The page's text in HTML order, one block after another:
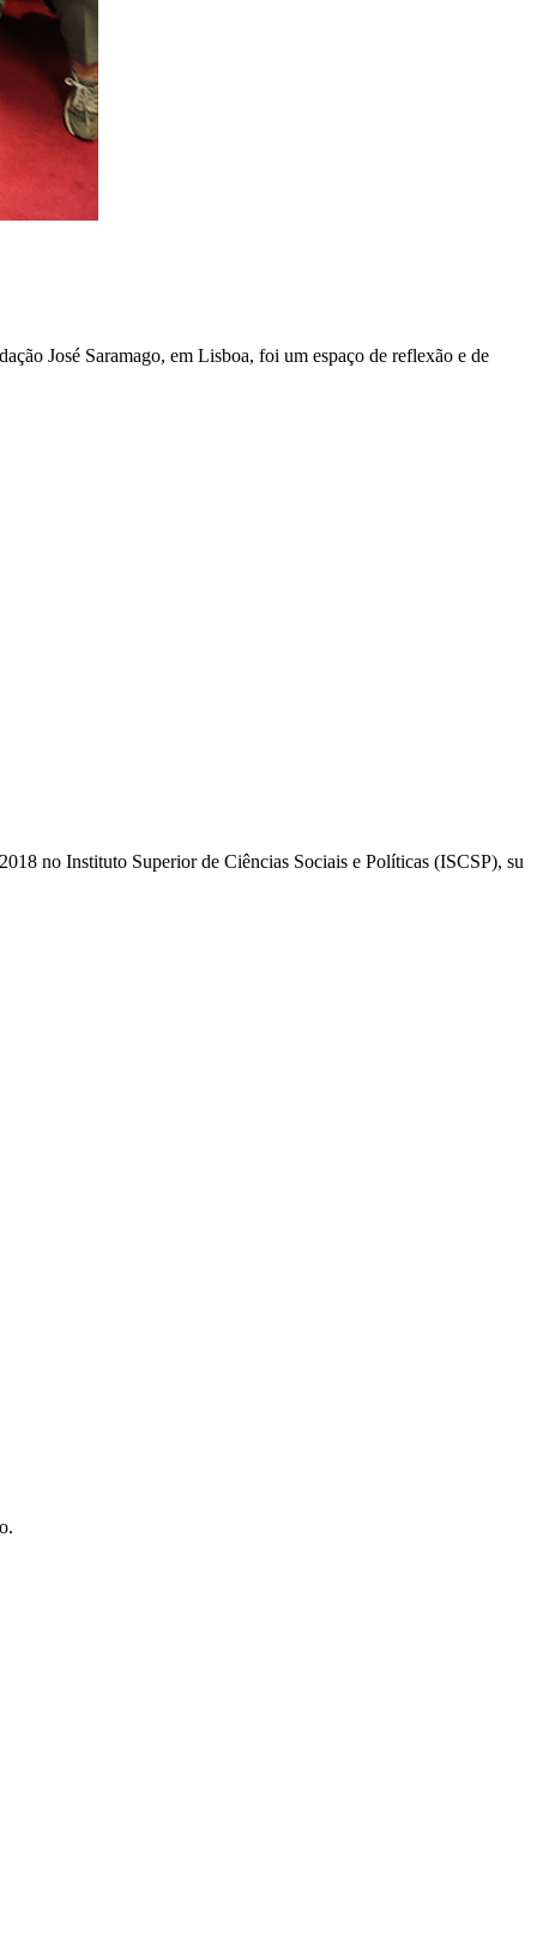
José Saramago, em Lisboa, foi um espaço de reflexão e de
no Instituto Superior de Ciências Sociais e Políticas (ISCSP), su